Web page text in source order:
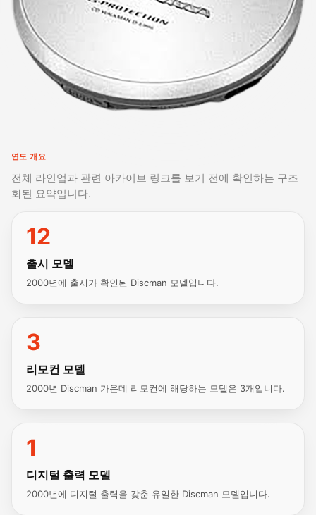
연도 개요
전체 라인업과 관련 아카이브 링크를 보기 전에 확인하는 구조
화된 요약입니다.
12
출시 모델
2000년에 출시가 확인된 Discman 모델입니다.
3
리모컨 모델
2000년 Discman 가운데 리모컨에 해당하는 모델은 3개입니다.
1
디지털 출력 모델
2000년에 디지털 출력을 갖춘 유일한 Discman 모델입니다.